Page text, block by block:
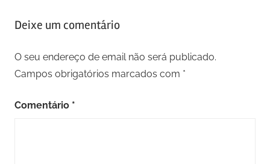
Deixe um comentário
O seu endereço de email não será publicado.
Campos obrigatórios marcados com *
Comentário *